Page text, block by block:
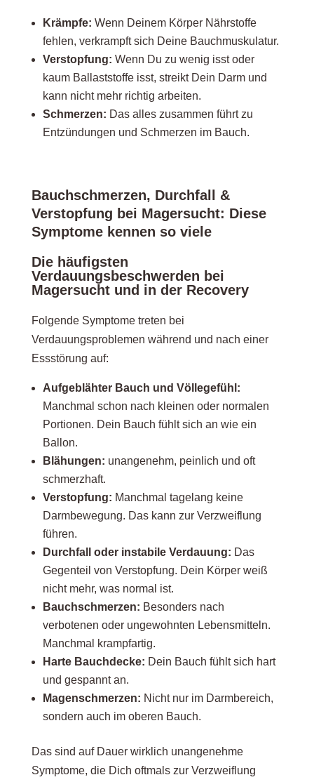
Krämpfe: Wenn Deinem Körper Nährstoffe
fehlen, verkrampft sich Deine Bauchmuskulatur.
Verstopfung: Wenn Du zu wenig isst oder
kaum Ballaststoffe isst, streikt Dein Darm und
kann nicht mehr richtig arbeiten.
Schmerzen: Das alles zusammen führt zu
Entzündungen und Schmerzen im Bauch.
Bauchschmerzen, Durchfall &
Verstopfung bei Magersucht: Diese
Symptome kennen so viele
Die häufigsten
Verdauungsbeschwerden bei
Magersucht und in der Recovery
Folgende Symptome treten bei
Verdauungsproblemen während und nach einer
Essstörung auf:
Aufgeblähter Bauch und Völlegefühl:
Manchmal schon nach kleinen oder normalen
Portionen. Dein Bauch fühlt sich an wie ein
Ballon.
Blähungen: unangenehm, peinlich und oft
schmerzhaft.
Verstopfung: Manchmal tagelang keine
Darmbewegung. Das kann zur Verzweiflung
führen.
Durchfall oder instabile Verdauung: Das
Gegenteil von Verstopfung. Dein Körper weiß
nicht mehr, was normal ist.
Bauchschmerzen: Besonders nach
verbotenen oder ungewohnten Lebensmitteln.
Manchmal krampfartig.
Harte Bauchdecke: Dein Bauch fühlt sich hart
und gespannt an.
Magenschmerzen: Nicht nur im Darmbereich,
sondern auch im oberen Bauch.
Das sind auf Dauer wirklich unangenehme
Symptome, die Dich oftmals zur Verzweiflung